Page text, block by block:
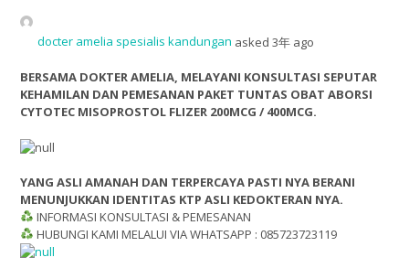
docter amelia spesialis kandungan asked 3年 ago
BERSAMA DOKTER AMELIA, MELAYANI KONSULTASI SEPUTAR
KEHAMILAN DAN PEMESANAN PAKET TUNTAS OBAT ABORSI
CYTOTEC MISOPROSTOL FLIZER 200MCG / 400MCG.
YANG ASLI AMANAH DAN TERPERCAYA PASTI NYA BERANI
MENUNJUKKAN IDENTITAS KTP ASLI KEDOKTERAN NYA.
INFORMASI KONSULTASI & PEMESANAN
HUBUNGI KAMI MELALUI VIA WHATSAPP : 085723723119